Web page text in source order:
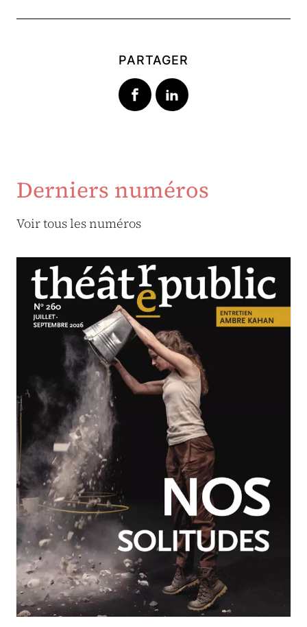
PARTAGER
Derniers numéros
Voir tous les numéros
JUILLET-SEPTEMBRE 2026
N°260
Nos solitudes